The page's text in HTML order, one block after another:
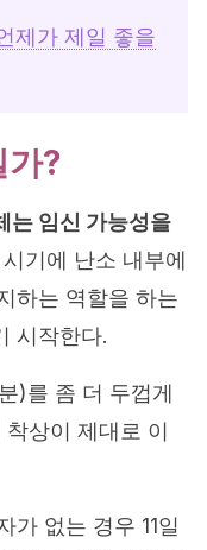
제가 제일 좋을
가?
는 임신 가능성을
기에 난소 내부에
하는 역할을 하는
시작한다.
)를 좀 더 두껍게
상이 제대로 이
가 없는 경우 11일